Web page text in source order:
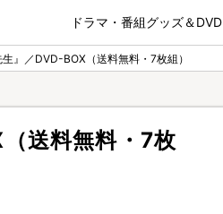
ドラマ・番組グッズ＆DVD
』／DVD-BOX（送料無料・7枚組）
送料無料・7枚